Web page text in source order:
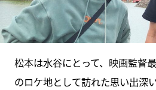
松本は水谷にとって、映画監督
のロケ地として訪れた思い出深い